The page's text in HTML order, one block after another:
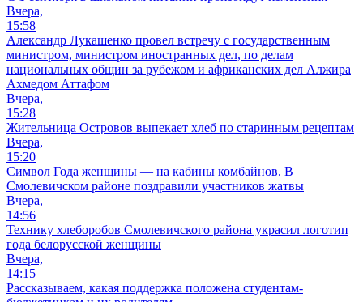
Вчера,
15:58
Александр Лукашенко провел встречу с государственным
министром, министром иностранных дел, по делам
национальных общин за рубежом и африканских дел Алжира
Ахмедом Аттафом
Вчера,
15:28
Жительница Островов выпекает хлеб по старинным рецептам
Вчера,
15:20
Символ Года женщины — на кабины комбайнов. В
Смолевичском районе поздравили участников жатвы
Вчера,
14:56
Технику хлеборобов Смолевичского района украсил логотип
года белорусской женщины
Вчера,
14:15
Рассказываем, какая поддержка положена студентам-